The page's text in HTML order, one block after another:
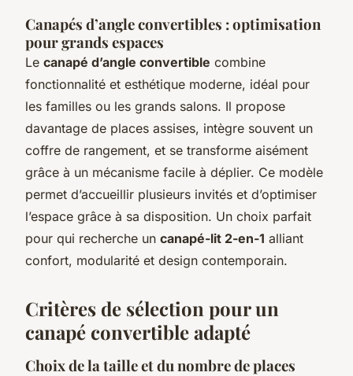
Canapés d’angle convertibles : optimisation
pour grands espaces
Le canapé d’angle convertible combine
fonctionnalité et esthétique moderne, idéal pour
les familles ou les grands salons. Il propose
davantage de places assises, intègre souvent un
coffre de rangement, et se transforme aisément
grâce à un mécanisme facile à déplier. Ce modèle
permet d’accueillir plusieurs invités et d’optimiser
l’espace grâce à sa disposition. Un choix parfait
pour qui recherche un canapé-lit 2-en-1 alliant
confort, modularité et design contemporain.
Critères de sélection pour un
canapé convertible adapté
Choix de la taille et du nombre de places